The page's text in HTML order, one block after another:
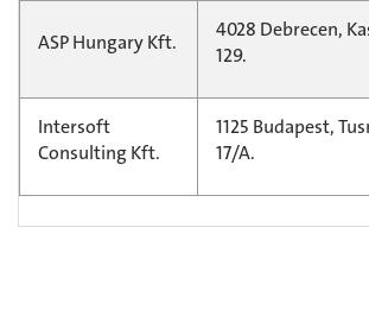
ASP Hungary Kft.
4028 Debrecen,
129.
Intersoft
Consulting Kft.
1125 Budapest,
17/A.